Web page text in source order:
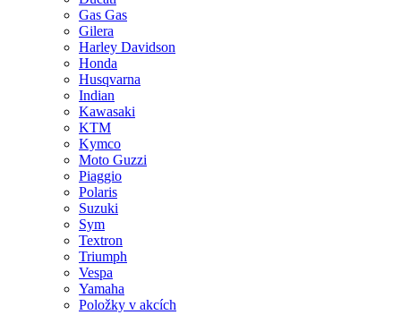
Gas Gas
Gilera
Harley Davidson
Honda
Husqvarna
Indian
Kawasaki
KTM
Kymco
Moto Guzzi
Piaggio
Polaris
Suzuki
Sym
Textron
Triumph
Vespa
Yamaha
Položky v akcích